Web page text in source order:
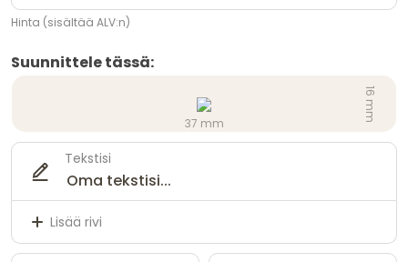
Hinta (sisältää ALV:n)
Suunnittele tässä:
16 mm
37 mm
Tekstisi
Lisää rivi